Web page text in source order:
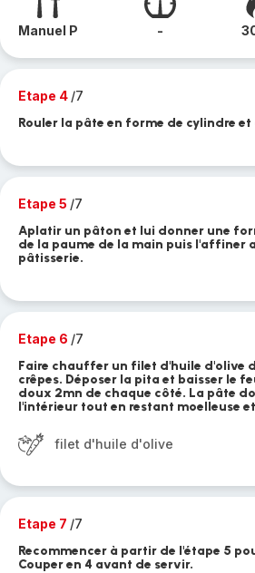
Manuel P -
Etape 4 /7
Rouler la pâte en forme de cylindre
Etape 5 /7
Aplatir un pâton et lui donner une
de la paume de la main puis l'affiner
pâtisserie.
Etape 6 /7
Faire chauffer un filet d'huile d'olive
crêpes. Déposer la pita et baisser le
doux 2mn de chaque côté. La pâte
l'intérieur tout en restant moelleuse
filet d'huile d'olive
Etape 7 /7
Recommencer à partir de l'étape 5
Couper en 4 avant de servir.